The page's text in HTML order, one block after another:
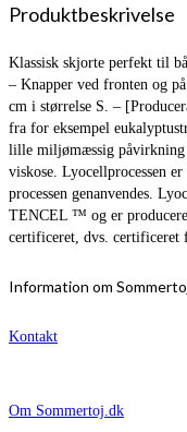
Produktbeskrivelse
Klassisk skjorte perfekt til
– Knapper ved fronten og
cm i størrelse S. –
fra for eksempel
lille miljømæssig påvirkning
viskose. Lyocellprocessen
processen genanvendes.
TENCEL ™ og er
certificeret, dvs. certificeret
Information om
Kontakt
Om Sommertoj.dk